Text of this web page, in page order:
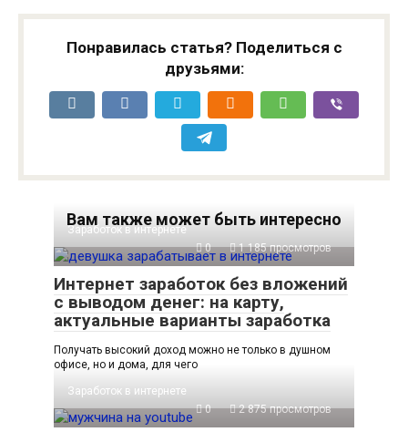
Понравилась статья? Поделиться с
друзьями:
Вам также может быть интересно
Заработок в интернете
0
1 185 просмотров
Интернет заработок без вложений
с выводом денег: на карту,
актуальные варианты заработка
Получать высокий доход можно не только в душном
офисе, но и дома, для чего
Заработок в интернете
0
2 875 просмотров